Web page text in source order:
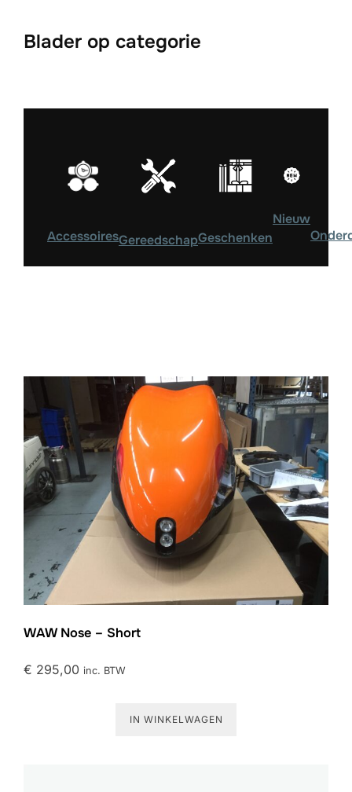
Blader op categorie
AccessoiresGereedschapGeschenken
Nieuw
WAW Nose – Short
€ 295,00 inc. BTW
IN WINKELWAGEN